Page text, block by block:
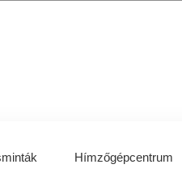
Hímzőgépcentrum